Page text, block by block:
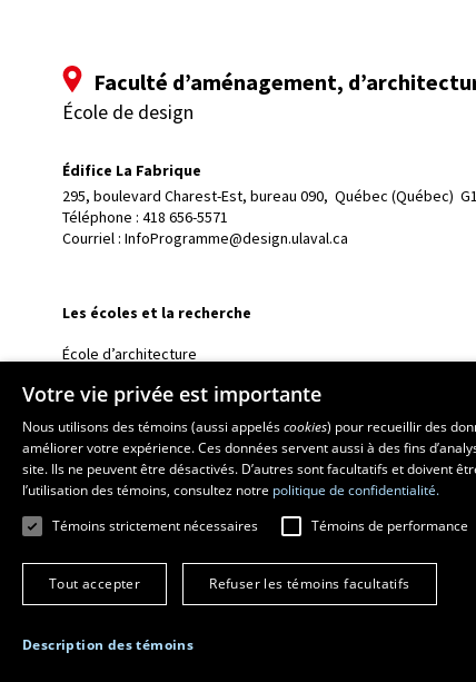
Faculté d’aménagement,
École de design
Édifice La Fabrique
295, boulevard Charest-Est, bureau 090, Québec (Québec)
Téléphone : 418 656-5571
Courriel : InfoProgramme@design.ulaval.ca
Les écoles et la recherche
École d’architecture
École supérieure d’aménagement du territoire et de
Centre de recherche en aménagement et développement
© 2026 Université Laval
Votre vie privée est importante
Nous utilisons des témoins (aussi appeléscookies) pour recueillir des
améliorer votre expérience. Ces données servent aussi à des fins
site. Ils ne peuvent être désactivés. D’autres sont facultatifs et doivent
l’utilisation des témoins, consultez notre politique de confidentialité.
Témoins strictement nécessaires
Témoins de performance
Tout accepter Refuser les témoins facultatifs
Description des témoins